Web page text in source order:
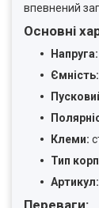
впевнений
Основні
Напруга:
Ємність:
Клеми:
Тип
Артикул:
Переваги: